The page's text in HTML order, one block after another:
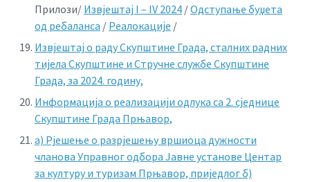
Прилози/ Извјештај I – IV 2024 /Одступање буџета
од ребаланса / Реалокације /
Извјештај о радуСкупштине Града, сталних радних
тијела Скупштине и Стручне службе Скупштине
Града, за 2024. годину,
Информација о реализацији одлука са 2. сједнице
Скупштине Града Прњавор,
а) Рјешење о разрјешењу вршиоца дужности
чланова Управног одбора Јавне установе Центар
за културу и туризам Прњавор, приједлогб)